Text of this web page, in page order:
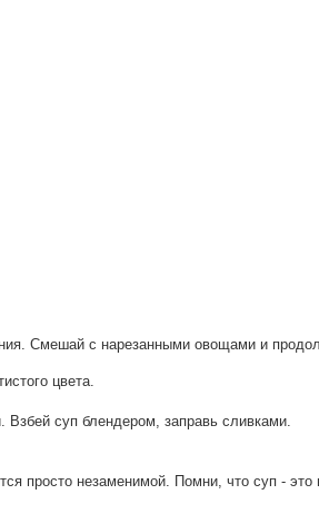
Смешай с нарезанными овощами и
цвета.
Взбей суп блендером, заправь сливками.
просто незаменимой. Помни, что суп - это